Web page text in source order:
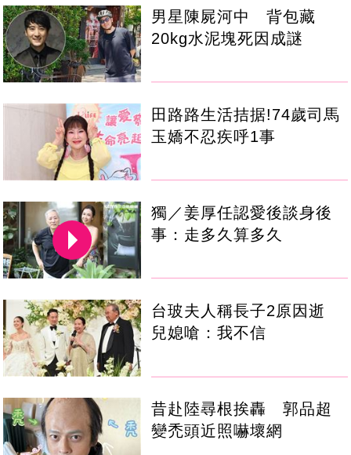
男星陳屍河中 背包藏
20kg水泥塊死因成謎
田路路生活拮据!74歲司馬
玉嬌不忍疾呼1事
獨／姜厚任認愛後談身後
事：走多久算多久
台玻夫人稱長子2原因逝
兒媳嗆：我不信
昔赴陸尋根挨轟 郭品超
變禿頭近照嚇壞網